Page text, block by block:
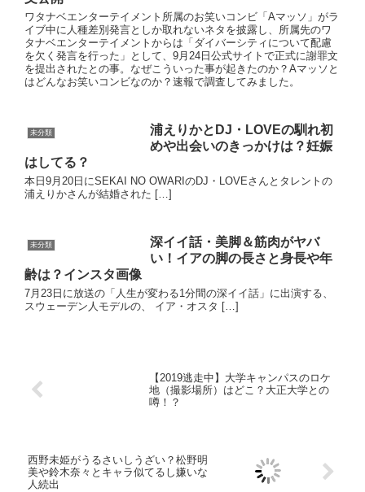
ワタナベエンターテイメント所属のお笑いコンビ「Aマッソ」がラ
イブ中に人種差別発言としか取れないネタを披露し、所属先のワ
タナベエンターテイメントからは「ダイバーシティについて配慮
を欠く発言を行った」として、9月24日公式サイトで正式に謝罪文
を提出されたとの事。なぜこういった事が起きたのか？Aマッソと
はどんなお笑いコンビなのか？速報で調査してみました。
未分類
浦えりかとDJ・LOVEの馴れ初
めや出会いのきっかけは？妊娠
はしてる？
本日9月20日にSEKAI NO OWARIのDJ・LOVEさんとタレントの
浦えりかさんが結婚された […]
未分類
深イイ話・美脚＆筋肉がヤバ
い！イアの脚の長さと身長や年
齢は？インスタ画像
7月23日に放送の「人生が変わる1分間の深イイ話」に出演する、
スウェーデン人モデルの、 イア・オスタ […]
【2019逃走中】大学キャンパスのロケ
地（撮影場所）はどこ？大正大学との
噂！？
人続出